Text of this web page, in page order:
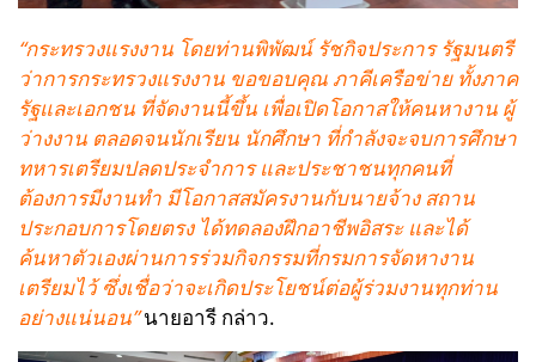
“กระทรวงแรงงาน โดยท่านพิพัฒน์ รัชกิจประการ รัฐมนตรี
ว่าการกระทรวงแรงงาน ขอขอบคุณ ภาคีเครือข่าย ทั้งภาค
รัฐและเอกชน ที่จัดงานนี้ขึ้น เพื่อเปิดโอกาสให้คนหางาน ผู้
ว่างงาน ตลอดจนนักเรียน นักศึกษา ที่กำลังจะจบการศึกษา
ทหารเตรียมปลดประจำการ และประชาชนทุกคนที่
ต้องการมีงานทำ มีโอกาสสมัครงานกับนายจ้าง สถาน
ประกอบการโดยตรง ได้ทดลองฝึกอาชีพอิสระ และได้
ค้นหาตัวเองผ่านการร่วมกิจกรรมที่กรมการจัดหางาน
เตรียมไว้ ซึ่งเชื่อว่าจะเกิดประโยชน์ต่อผู้ร่วมงานทุกท่าน
อย่างแน่นอน”นายอารี กล่าว.